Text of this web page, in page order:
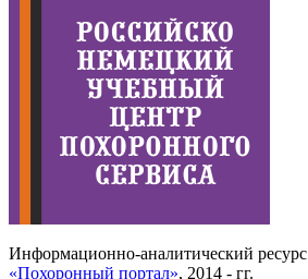
Информационно-аналитический ресурс
«Похоронный портал», 2014 - гг.